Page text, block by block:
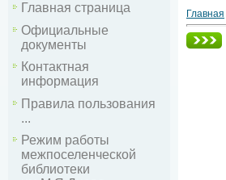
Главная страница
Официальные
документы
Контактная
информация
Правила пользования
...
Режим работы
межпоселенческой
библиотеки
Главная